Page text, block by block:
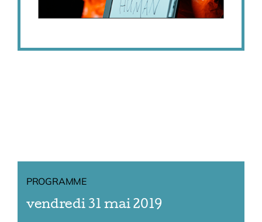
PROGRAMME
vendredi 31 mai 2019